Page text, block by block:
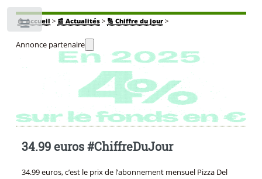
🏠Accueil > 📰 Actualités> 🔢 Chiffre du jour>
Annonce partenaire
34.99 euros #ChiffreDuJour
34.99 euros, c’est le prix de l’abonnement mensuel Pizza Del
Toggle